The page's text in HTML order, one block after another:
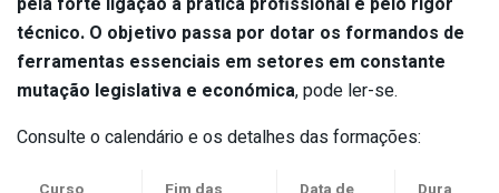
técnico. O objetivo passa por dotar os formandos de
ferramentas essenciais em setores em constante
mutação legislativa e económica, pode ler-se.
Consulte o calendário e os detalhes das formações: